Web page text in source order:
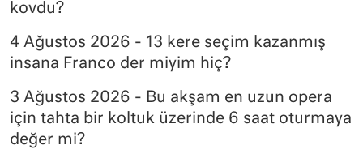
kovdu?
4 Ağustos 2026 - 13 kere seçim kazanmış
insana Franco der miyim hiç?
3 Ağustos 2026 - Bu akşam en uzun opera
için tahta bir koltuk üzerinde 6 saat oturmaya
değer mi?